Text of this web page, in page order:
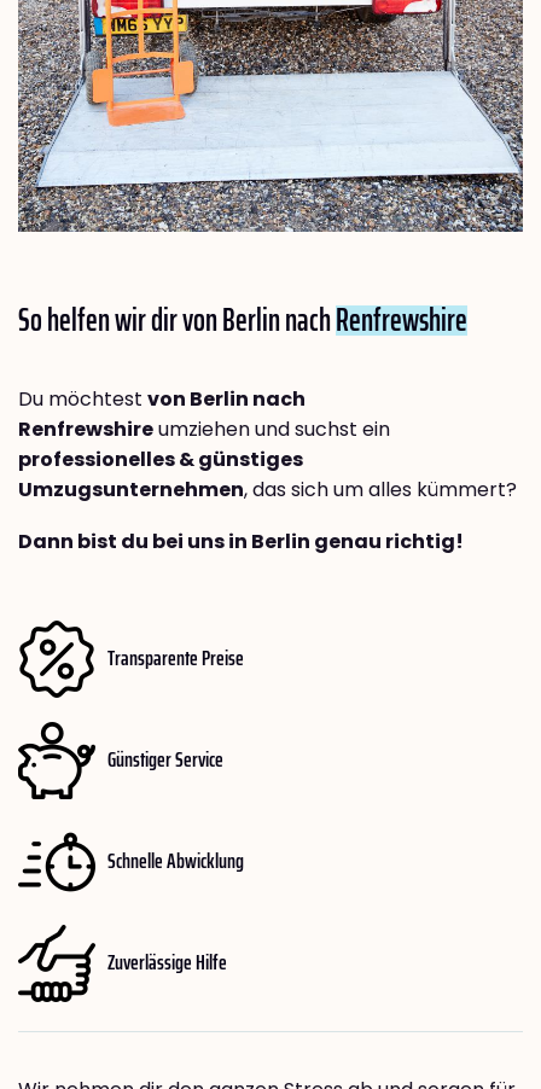
So helfen wir dir von Berlin nachRenfrewshire
Du möchtest von Berlin nach
Renfrewshireumziehen und suchst ein
professionelles & günstiges
Umzugsunternehmen, das sich um alles kümmert?
Dann bist du bei uns in Berlin genau richtig!
Transparente Preise
Günstiger Service
Schnelle Abwicklung
Zuverlässige Hilfe